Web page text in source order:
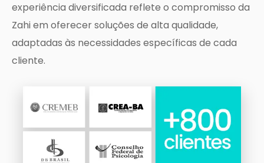
experiência diversificada reflete o compromisso da
Zahi em oferecer soluções de alta qualidade,
adaptadas às necessidades específicas de cada
cliente.